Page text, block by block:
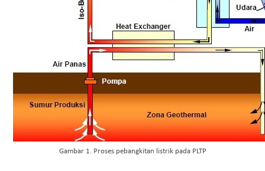
Gambar 1. Proses pebangkitan listrik pada PLTP